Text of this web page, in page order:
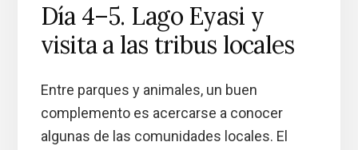
Día 4–5. Lago Eyasi y
visita a las tribus locales
Entre parques y animales, un buen
complemento es acercarse a conocer
algunas de las comunidades locales. El